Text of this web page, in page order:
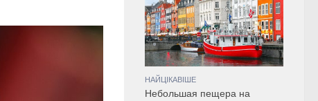
НАЙЦІКАВІШЕ
Небольшая пещера на